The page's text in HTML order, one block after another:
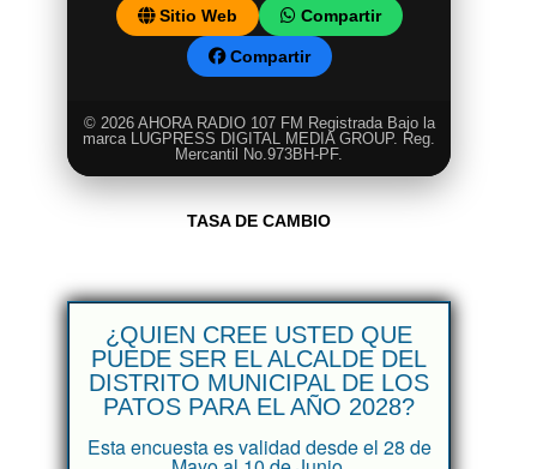
Sitio Web Compartir
Compartir
© 2026 AHORA RADIO 107 FM Registrada Bajo la
marca LUGPRESS DIGITAL MEDIA GROUP. Reg.
Mercantil No.973BH-PF.
TASA DE CAMBIO
¿QUIEN CREE USTED QUE
PUEDE SER EL ALCALDE DEL
DISTRITO MUNICIPAL DE LOS
PATOS PARA EL AÑO 2028?
Esta encuesta es validad desde el 28 de